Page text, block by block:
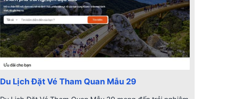
Du Lịch Đặt Vé Tham Quan Mẫu 29